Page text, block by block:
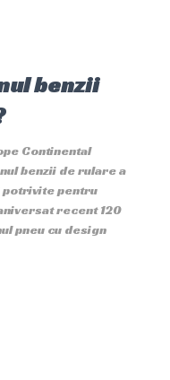
benzii
Continental
benzii de rulare a
potrivite pentru
recent 120
pneu cu design